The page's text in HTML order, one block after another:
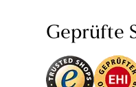
Geprüfte